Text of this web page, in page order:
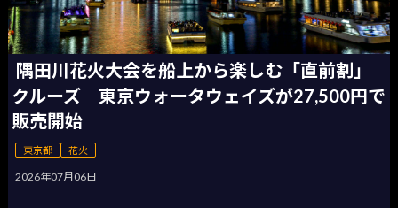
隅田川花火大会を船上から楽しむ「直前割」
クルーズ 東京ウォータウェイズが27,500円で
販売開始
東京都 花火
2026年07月06日